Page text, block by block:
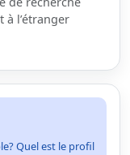
l’étranger
Quel est le profil